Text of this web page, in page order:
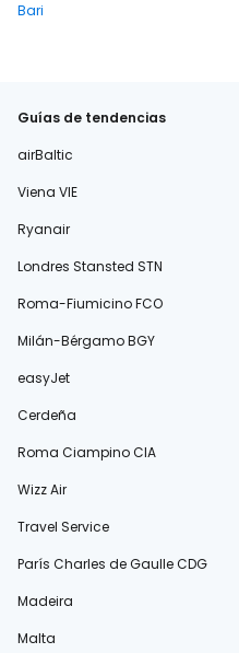
Bari
Guías de tendencias
airBaltic
Viena VIE
Ryanair
Londres Stansted STN
Roma-Fiumicino FCO
Milán-Bérgamo BGY
easyJet
Cerdeña
Roma Ciampino CIA
Wizz Air
Travel Service
París Charles de Gaulle CDG
Madeira
Malta